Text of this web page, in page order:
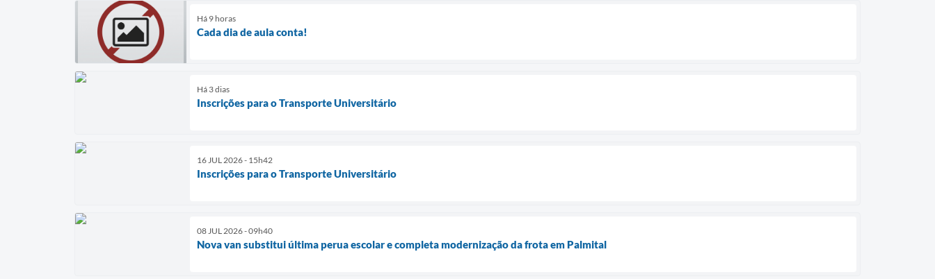
Há 9 horas
Cada dia de aula conta!
Há 3 dias
Inscrições para o Transporte Universitário
16 JUL 2026 - 15h42
Inscrições para o Transporte Universitário
08 JUL 2026 - 09h40
Nova van substitui última perua escolar e completa modernização da frota em Palmital